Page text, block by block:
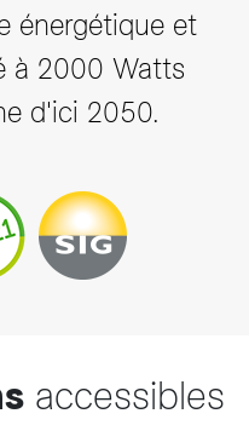
énergétique et
à 2000 Watts
d'ici 2050.
accessibles